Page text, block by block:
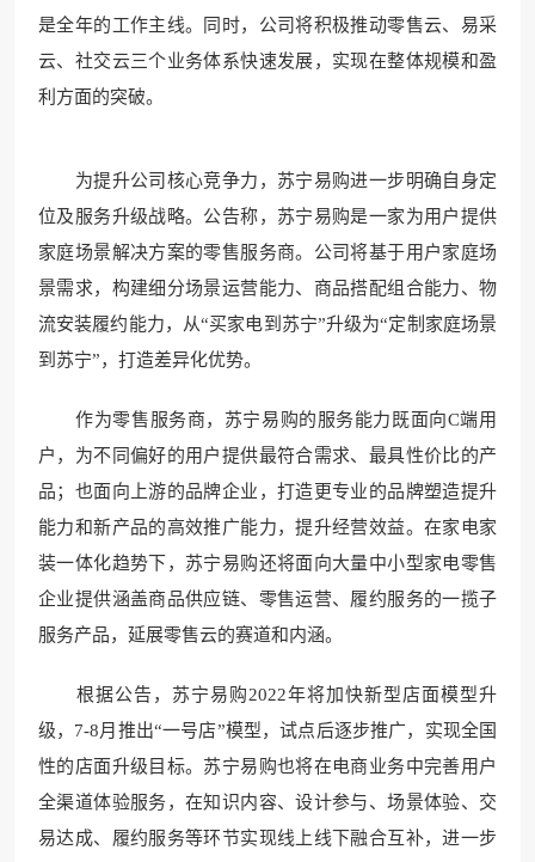
是全年的工作主线。同时，公司将积极推动零售云、易采
云、社交云三个业务体系快速发展，实现在整体规模和盈
利方面的突破。
为提升公司核心竞争力，苏宁易购进一步明确自身定
位及服务升级战略。公告称，苏宁易购是一家为用户提供
家庭场景解决方案的零售服务商。公司将基于用户家庭场
景需求，构建细分场景运营能力、商品搭配组合能力、物
流安装履约能力，从“买家电到苏宁”升级为“定制家庭场景
到苏宁”，打造差异化优势。
作为零售服务商，苏宁易购的服务能力既面向C端用
户，为不同偏好的用户提供最符合需求、最具性价比的产
品；也面向上游的品牌企业，打造更专业的品牌塑造提升
能力和新产品的高效推广能力，提升经营效益。在家电家
装一体化趋势下，苏宁易购还将面向大量中小型家电零售
企业提供涵盖商品供应链、零售运营、履约服务的一揽子
服务产品，延展零售云的赛道和内涵。
根据公告，苏宁易购2022年将加快新型店面模型升
级，7-8月推出“一号店”模型，试点后逐步推广，实现全国
性的店面升级目标。苏宁易购也将在电商业务中完善用户
全渠道体验服务，在知识内容、设计参与、场景体验、交
易达成、履约服务等环节实现线上线下融合互补，进一步